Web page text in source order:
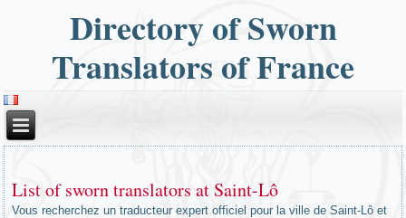
Directory of Sworn
Translators of France
List of sworn translators at Saint-Lô
Vous recherchez un traducteur expert officiel pour la ville de Saint-Lô et